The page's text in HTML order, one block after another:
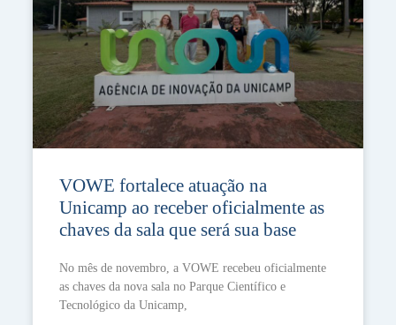
VOWE fortalece atuação na
Unicamp ao receber oficialmente as
chaves da sala que será sua base
No mês de novembro, a VOWE recebeu oficialmente
as chaves da nova sala no Parque Científico e
Tecnológico da Unicamp,